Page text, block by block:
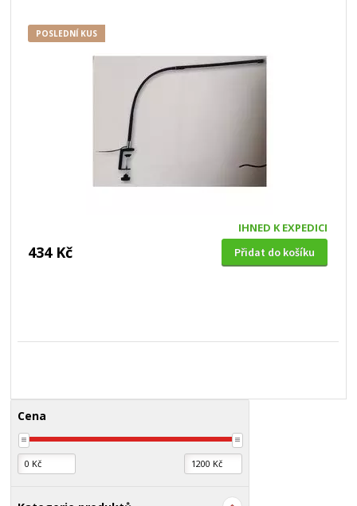
POSLEDNÍ KUS
IHNED K EXPEDICI
434 Kč Přidat do košíku
Cena